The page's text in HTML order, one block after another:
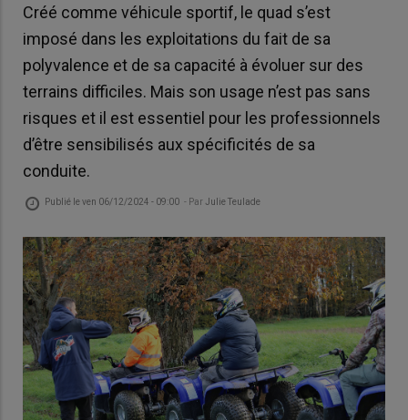
Créé comme véhicule sportif, le quad s’est
imposé dans les exploitations du fait de sa
polyvalence et de sa capacité à évoluer sur des
terrains difficiles. Mais son usage n’est pas sans
risques et il est essentiel pour les professionnels
d’être sensibilisés aux spécificités de sa
conduite.
Publié leven 06/12/2024 - 09:00 - Par Julie Teulade